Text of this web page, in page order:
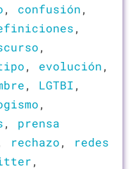
, confusión,
,
,
, evolución,
, LGTBI,
,
, prensa
rechazo, redes
,